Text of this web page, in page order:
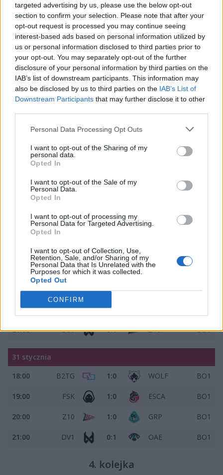
targeted advertising by us, please use the below opt-out
section to confirm your selection. Please note that after your
opt-out request is processed you may continue seeing
interest-based ads based on personal information utilized by
us or personal information disclosed to third parties prior to
your opt-out. You may separately opt-out of the further
disclosure of your personal information by third parties on the
IAB’s list of downstream participants. This information may
also be disclosed by us to third parties on the IAB’s List of
Downstream Participants that may further disclose it to other
Personal Data Processing Opt Outs
I want to opt-out of the Sharing of my
personal data.
Opted In
I want to opt-out of the Sale of my
Personal Data.
Opted In
I want to opt-out of processing my
Personal Data for Targeted Advertising.
Opted In
I want to opt-out of Collection, Use,
Retention, Sale, and/or Sharing of my
Personal Data that Is Unrelated with the
Purposes for which it was collected.
Opted Out
CONFIRM
23 stycznia
18:00
WOLF 1:0 ESCA
19:00 DV1 0:1 GRP BO1
20:00 FSK 0:1 Z10 BO1
21:00 OAE 1:0 B2TG
24 stycznia
GRP 1:0
OAE 1:0
DV1
3. kolejka
30 stycznia
OAE 1:0 ESCA
19:00 GRP 0:1 WOLF BO1
20:00 B2TG 1:0
21:00 DV1 0:1 Z10 BO1
31 stycznia
18:00
B2TG 1:0 WOLF BO1
19:00 FSK 1:0 ESCA BO1
20:00 Z10 1:0 GRP BO1
21:00 DV1 0:1 OAE BO1
4. kolejka